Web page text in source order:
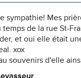
sympathie! Mes
temps de la rue St-
et oui elle était
xox
souvenirs d'elle